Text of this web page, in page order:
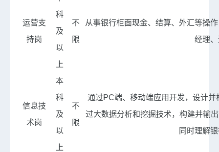
运营支
持岗
科
及
以
上
不
限
从事银行柜面现金、结算、外汇等操
经理
信息技
术岗
本
科
及
以
上
不
限
通过PC端、移动端应用开发，设计
过大数据分析和挖掘技术，构建并输
同时理解